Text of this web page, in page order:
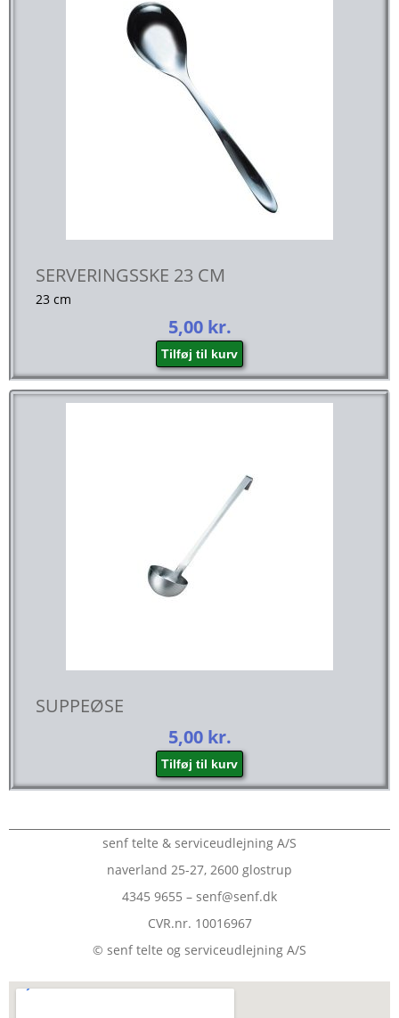
SERVERINGSSKE 23 CM
23 cm
5,00 kr.
Tilføj til kurv
SUPPEØSE
5,00 kr.
Tilføj til kurv
senf telte & serviceudlejning A/S
naverland 25-27, 2600 glostrup
4345 9655 – senf@senf.dk
CVR.nr. 10016967
© senf telte og serviceudlejning A/S